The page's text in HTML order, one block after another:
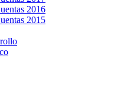
2016
2015